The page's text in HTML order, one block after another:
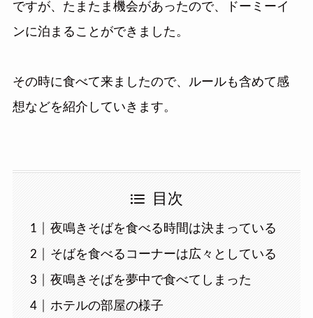
ですが、たまたま機会があったので、ドーミーイ
ンに泊まることができました。
その時に食べて来ましたので、ルールも含めて感
想などを紹介していきます。
目次
夜鳴きそばを食べる時間は決まっている
そばを食べるコーナーは広々としている
夜鳴きそばを夢中で食べてしまった
ホテルの部屋の様子